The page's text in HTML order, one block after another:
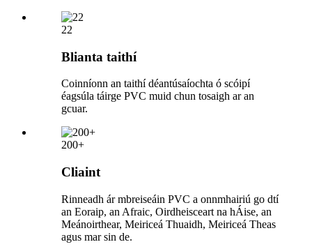
22
Blianta taithí
Coinníonn an taithí déantúsaíochta ó scóipí
éagsúla táirge PVC muid chun tosaigh ar an
gcuar.
200+
Cliaint
Rinneadh ár mbreiseáin PVC a onnmhairiú go dtí
an Eoraip, an Afraic, Oirdheisceart na hÁise, an
Meánoirthear, Meiriceá Thuaidh, Meiriceá Theas
agus mar sin de.